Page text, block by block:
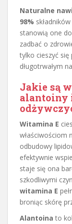
Naturalne
98%
stanowią one
zadbać o
tylko cieszyć
długotrwałym
Jakie są
alantoiny
Witamina E
właściwościom
odbudowy
efektywnie
staje się ona
szkodliwymi
witamina E
broniąc skórę
Alantoina to